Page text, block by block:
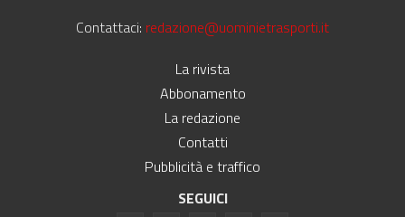
Contattaci: redazione@uominietrasporti.it
La rivista
Abbonamento
La redazione
Contatti
Pubblicità e traffico
SEGUICI